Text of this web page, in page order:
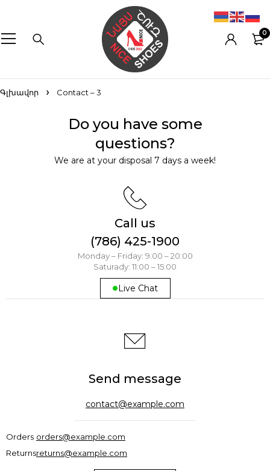
0
Գլխավոր Contact – 3
Do you have some
questions?
We are at your disposal 7 days a week!
Call us
(786) 425-1900
Monday – Friday: 9:00 – 20:00
Saturady: 11:00 – 15:00
Live Chat
Send message
contact@example.com
Orders orders@example.com
Returnsreturns@example.com